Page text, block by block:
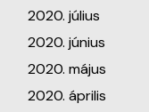
2020. július
2020. június
2020. május
2020. április